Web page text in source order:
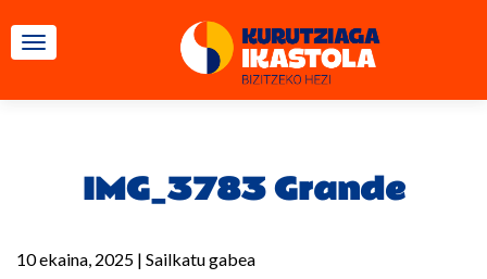
TOGGLE NAVIGATION
IMG_3783 Grande
10 ekaina, 2025 | Sailkatu gabea